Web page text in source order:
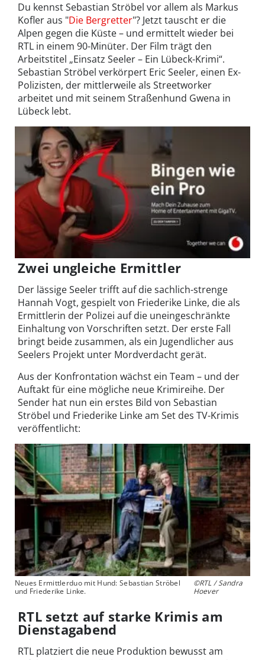
Du kennst Sebastian Ströbel vor allem als Markus
Kofler aus "Die Bergretter"? Jetzt tauscht er die
Alpen gegen die Küste – und ermittelt wieder bei
RTL in einem 90-Minüter. Der Film trägt den
Arbeitstitel „Einsatz Seeler – Ein Lübeck-Krimi“.
Sebastian Ströbel verkörpert Eric Seeler, einen Ex-
Polizisten, der mittlerweile als Streetworker
arbeitet und mit seinem Straßenhund Gwena in
Lübeck lebt.
Zwei ungleiche Ermittler
Der lässige Seeler trifft auf die sachlich-strenge
Hannah Vogt, gespielt von Friederike Linke, die als
Ermittlerin der Polizei auf die uneingeschränkte
Einhaltung von Vorschriften setzt. Der erste Fall
bringt beide zusammen, als ein Jugendlicher aus
Seelers Projekt unter Mordverdacht gerät.
Aus der Konfrontation wächst ein Team – und der
Auftakt für eine mögliche neue Krimireihe. Der
Sender hat nun ein erstes Bild von Sebastian
Ströbel und Friederike Linke am Set des TV-Krimis
veröffentlicht:
Neues Ermittlerduo mit Hund: Sebastian Ströbel
und Friederike Linke.
©RTL / Sandra
Hoever
RTL setzt auf starke Krimis am
Dienstagabend
RTL platziert die neue Produktion bewusst am